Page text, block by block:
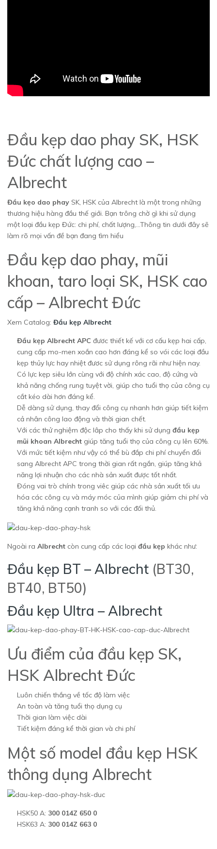
Đầu kẹp dao phay SK, HSK
Đức chất lượng cao –
Albrecht
Đầu kẹo dao phay SK, HSK của Albrecht là một trong những
thương hiệu hàng đầu thế giới. Bạn trông chờ gì khi sử dụng
một loại đầu kẹp Đức: chi phí, chất lượng,…Thông tin dưới đây sẽ
làm rõ mọi vấn đề bạn đang tìm hiểu
Đầu kẹp dao phay, mũi
khoan, taro loại SK, HSK cao
cấp – Albrecht Đức
Xem Catalog: Đầu kẹp Albrecht
Đầu kẹp Albrecht APC đươc thiết kế với cơ cấu kẹp hai cấp,
cung cấp mo-men xoắn cao hơn đáng kể so vói các loại đầu
kẹp thủy lực hay nhiệt đươc sử dụng rông rãi như hiện nay.
Có lực kẹp siêu lớn cùng với độ chính xác cao, độ cứng và
khả năng chống rung tuyệt vời, giúp cho tuổi thọ của công cụ
cắt kéo dài hơn đáng kể.
Dễ dàng sử dụng, thay đổi công cụ nhanh hơn giúp tiết kiệm
cả nhân công lao động và thời gian chết.
Với các thử nghiệm độc lâp cho thấy khi sử dụng đầu kẹp
mũi khoan Albrecht giúp tăng tuổi thọ của công cụ lên 60%.
Với mức tiết kiệm như vậy có thể bù đắp chi phí chuyển đổi
sang Albrecht APC trong thời gian rất ngắn, giúp tăng khả
năng lợi nhuận cho các nhà sản xuất được tốt nhất.
Đóng vai trò chính trong viêc giúp các nhà sản xuất tối ưu
hóa các công cụ và máy móc của mình giúp giảm chi phí và
tăng khả năng cạnh tranh so với các đối thủ.
Ngoài ra Albrecht còn cung cấp các loại đầu kẹp khác như:
Đầu kẹp BT – Albrecht (BT30,
BT40, BT50)
Đầu kẹp Ultra – Albrecht
Ưu điểm của đầu kẹp SK,
HSK Albrecht Đức
Luôn chiến thắng về tốc độ làm việc
An toàn và tăng tuổi thọ dụng cụ
Thời gian làm việc dài
Tiết kiệm đáng kể thời gian và chi phí
Một số model đầu kẹp HSK
thông dụng Albrecht
HSK50 A: 300 014Z 650 0
HSK63 A: 300 014Z 663 0